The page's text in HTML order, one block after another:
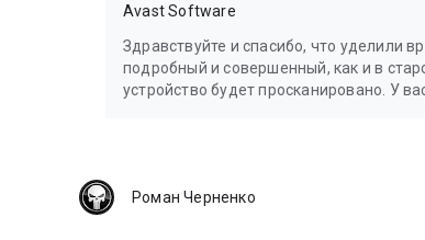
Это приложение использует Accessibility
Avast Software
Здравствуйте и спасибо, что уделили
подробный и совершенный, как и в
устройство будет просканировано. У
Роман Черненко